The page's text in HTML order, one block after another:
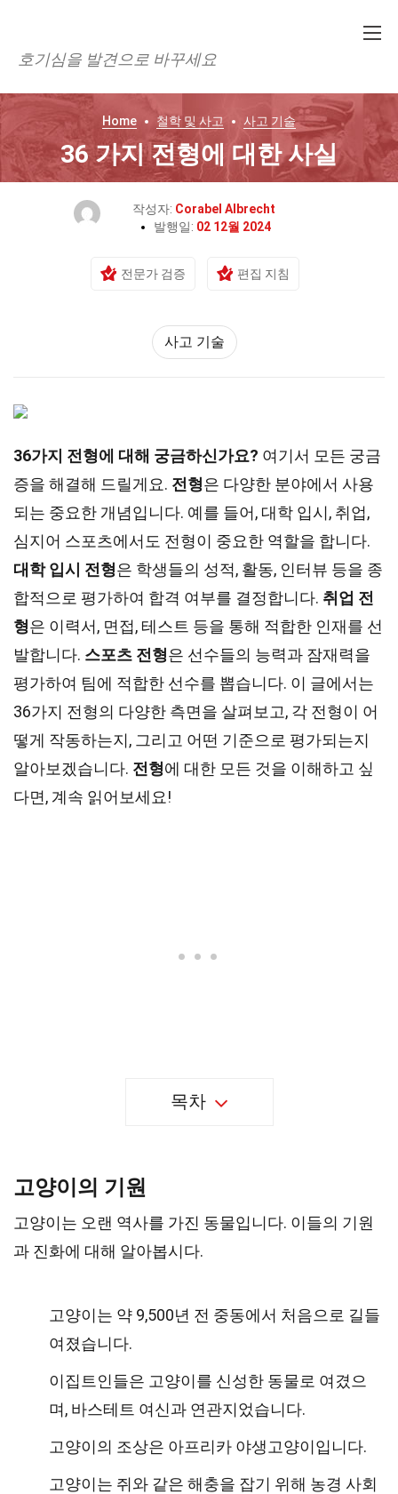
호기심을 발견으로 바꾸세요
Home 철학 및 사고 사고 기술
36 가지 전형에 대한 사실
작성자: Corabel Albrecht
발행일: 02 12월 2024
전문가 검증 편집 지침
사고 기술
36가지 전형에 대해 궁금하신가요? 여기서 모든 궁금
증을 해결해 드릴게요. 전형은 다양한 분야에서 사용
되는 중요한 개념입니다. 예를 들어, 대학 입시, 취업,
심지어 스포츠에서도 전형이 중요한 역할을 합니다.
대학 입시 전형은 학생들의 성적, 활동, 인터뷰 등을 종
합적으로 평가하여 합격 여부를 결정합니다. 취업 전
형은 이력서, 면접, 테스트 등을 통해 적합한 인재를 선
발합니다. 스포츠 전형은 선수들의 능력과 잠재력을
평가하여 팀에 적합한 선수를 뽑습니다. 이 글에서는
36가지 전형의 다양한 측면을 살펴보고, 각 전형이 어
떻게 작동하는지, 그리고 어떤 기준으로 평가되는지
알아보겠습니다. 전형에 대한 모든 것을 이해하고 싶
다면, 계속 읽어보세요!
목차
고양이의 기원
고양이는 오랜 역사를 가진 동물입니다. 이들의 기원
과 진화에 대해 알아봅시다.
고양이는 약 9,500년 전 중동에서 처음으로 길들
여졌습니다.
이집트인들은 고양이를 신성한 동물로 여겼으
며, 바스테트 여신과 연관지었습니다.
고양이의 조상은 아프리카 야생고양이입니다.
고양이는 쥐와 같은 해충을 잡기 위해 농경 사회